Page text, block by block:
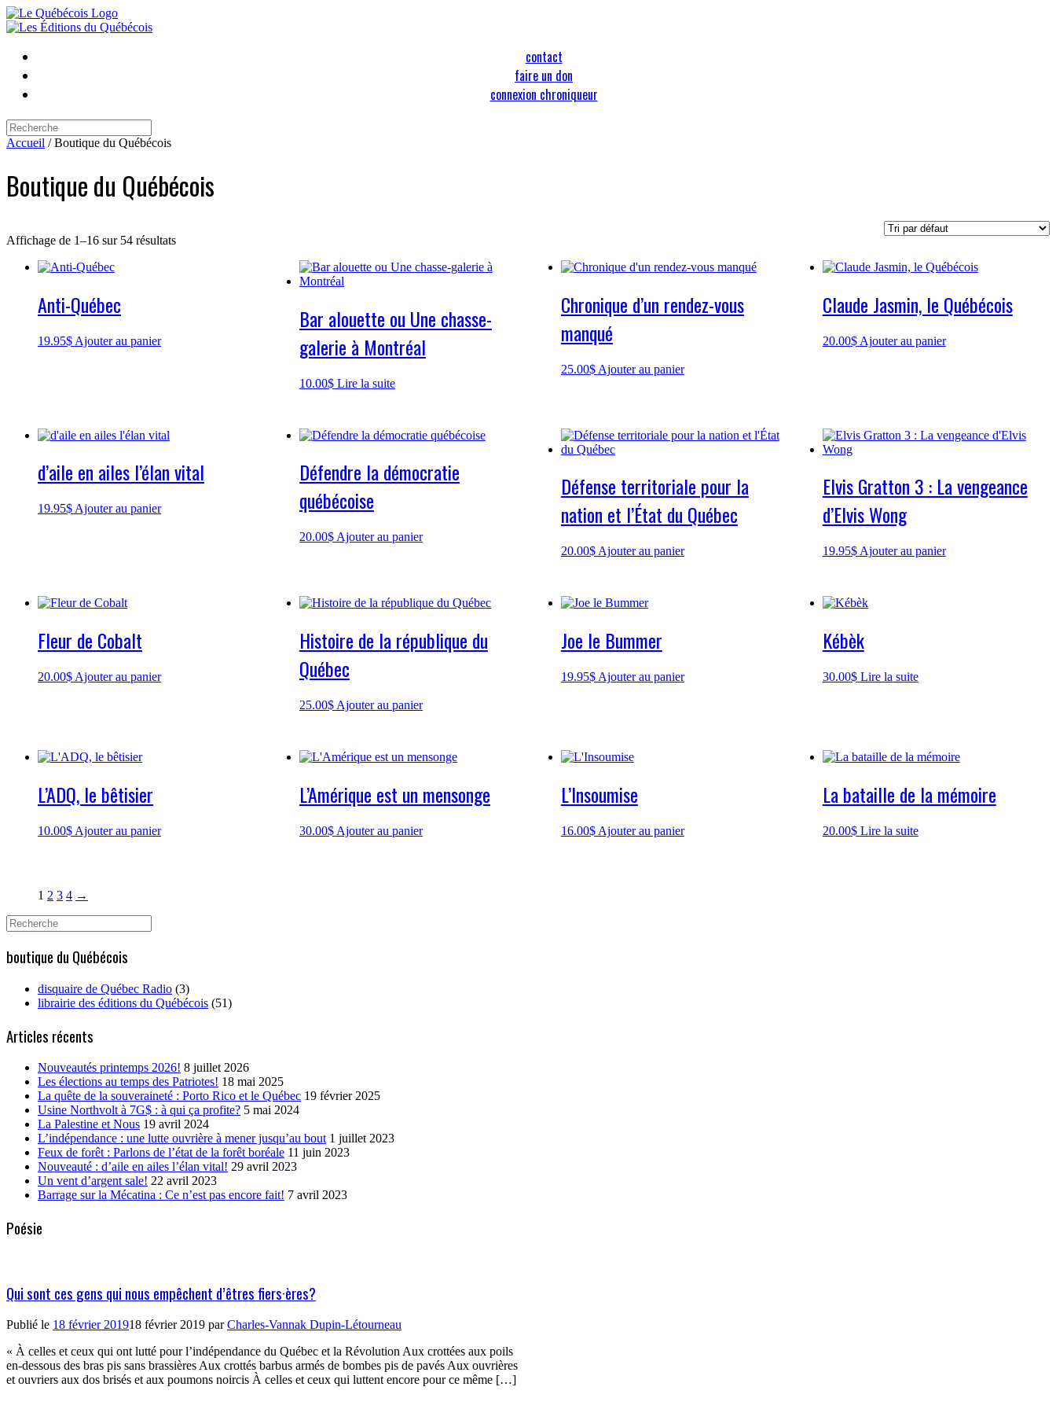
Skip
to
contact
faire un don
connexion chroniqueur
Search
for:
Accueil / Boutique du Québécois
Boutique du Québécois
Affichage de 1–16 sur 54 résultats
Anti-Québec
19.95$ Ajouter au panier
Bar alouette ou Une chasse-
galerie à Montréal
10.00$ Lire la suite
Chronique d’un rendez-vous
manqué
25.00$ Ajouter au panier
Claude Jasmin, le Québécois
20.00$ Ajouter au panier
d’aile en ailes l’élan vital
19.95$ Ajouter au panier
Défendre la démocratie
québécoise
20.00$ Ajouter au panier
Défense territoriale pour la
nation et l’État du Québec
20.00$ Ajouter au panier
Elvis Gratton 3 : La vengeance
d’Elvis Wong
19.95$ Ajouter au panier
Fleur de Cobalt
20.00$ Ajouter au panier
Histoire de la république du
Québec
25.00$ Ajouter au panier
Joe le Bummer
19.95$ Ajouter au panier
Kébèk
30.00$ Lire la suite
L’ADQ, le bêtisier
10.00$ Ajouter au panier
L’Amérique est un mensonge
30.00$ Ajouter au panier
L’Insoumise
16.00$ Ajouter au panier
La bataille de la mémoire
20.00$ Lire la suite
1 2 3 4 →
Search
for:
boutique du Québécois
disquaire de Québec Radio (3)
librairie des éditions du Québécois (51)
Articles récents
Nouveautés printemps 2026! 8 juillet 2026
Les élections au temps des Patriotes! 18 mai 2025
La quête de la souveraineté : Porto Rico et le Québec 19 février 2025
Usine Northvolt à 7G$ : à qui ça profite? 5 mai 2024
La Palestine et Nous 19 avril 2024
L’indépendance : une lutte ouvrière à mener jusqu’au bout 1 juillet 2023
Feux de forêt : Parlons de l’état de la forêt boréale 11 juin 2023
Nouveauté : d’aile en ailes l’élan vital! 29 avril 2023
Un vent d’argent sale! 22 avril 2023
Barrage sur la Mécatina : Ce n’est pas encore fait! 7 avril 2023
Poésie
Qui sont ces gens qui nous empêchent d’êtres fiers·ères?
Publié le 18 février 201918 février 2019 parCharles-Vannak Dupin-Létourneau
« À celles et ceux qui ont lutté pour l’indépendance du Québec et la Révolution Aux crottées aux poils
en-dessous des bras pis sans brassières Aux crottés barbus armés de bombes pis de pavés Aux ouvrières
et ouvriers aux dos brisés et aux poumons noircis À celles et ceux qui luttent encore pour ce même […]